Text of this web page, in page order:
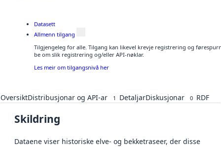
Datasett
Allmenn tilgang
Tilgjengeleg for alle. Tilgang kan likevel krevje registrering og
be om slik registrering og/eller API-nøklar.
Les meir om tilgangsnivå her
OversiktDistribusjonar og API-ar 1 DetaljarDiskusjonar 0 RDF
Skildring
Dataene viser historiske elve- og bekketraseer, der disse